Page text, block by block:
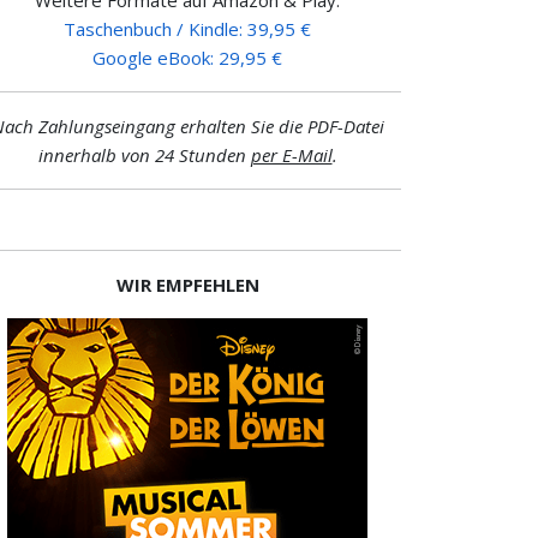
Taschenbuch / Kindle: 39,95 €
Google eBook: 29,95 €
Zahlungseingang erhalten Sie die PDF-Datei
innerhalb von 24 Stunden per E-Mail.
WIR EMPFEHLEN